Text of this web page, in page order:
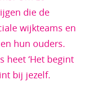
die de
wijkteams en
hun ouders.
heet ‘Het begint
bij jezelf.